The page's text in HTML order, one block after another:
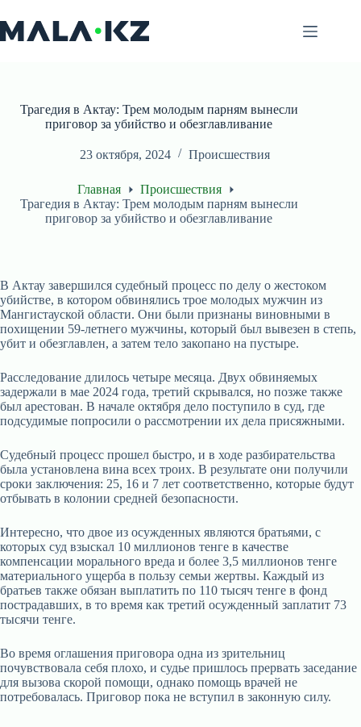
к
сути
Трагедия в Актау: Трем молодым парням вынесли
приговор за убийство и обезглавливание
23 октября, 2024 Происшествия
Главная
Происшествия
Трагедия в Актау: Трем молодым парням вынесли
приговор за убийство и обезглавливание
В Актау завершился судебный процесс по делу о жестоком
убийстве, в котором обвинялись трое молодых мужчин из
Мангистауской области. Они были признаны виновными в
похищении 59-летнего мужчины, который был вывезен в степь,
убит и обезглавлен, а затем тело закопано на пустыре.
Расследование длилось четыре месяца. Двух обвиняемых
задержали в мае 2024 года, третий скрывался, но позже также
был арестован. В начале октября дело поступило в суд, где
подсудимые попросили о рассмотрении их дела присяжными.
Судебный процесс прошел быстро, и в ходе разбирательства
была установлена вина всех троих. В результате они получили
сроки заключения: 25, 16 и 7 лет соответственно, которые будут
отбывать в колонии средней безопасности.
Интересно, что двое из осужденных являются братьями, с
которых суд взыскал 10 миллионов тенге в качестве
компенсации морального вреда и более 3,5 миллионов тенге
материального ущерба в пользу семьи жертвы. Каждый из
братьев также обязан выплатить по 110 тысяч тенге в фонд
пострадавших, в то время как третий осужденный заплатит 73
тысячи тенге.
Во время оглашения приговора одна из зрительниц
почувствовала себя плохо, и судье пришлось прервать заседание
для вызова скорой помощи, однако помощь врачей не
потребовалась. Приговор пока не вступил в законную силу.